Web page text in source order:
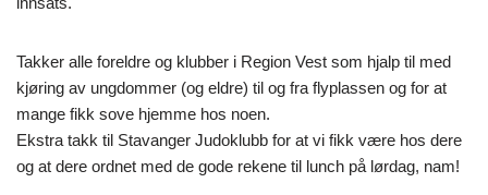
Takker alle foreldre og klubber i Region Vest som hjalp til med
kjøring av ungdommer (og eldre) til og fra flyplassen og for at
mange fikk sove hjemme hos noen.
Ekstra takk til Stavanger Judoklubb for at vi fikk være hos dere
og at dere ordnet med de gode rekene til lunch på lørdag, nam!